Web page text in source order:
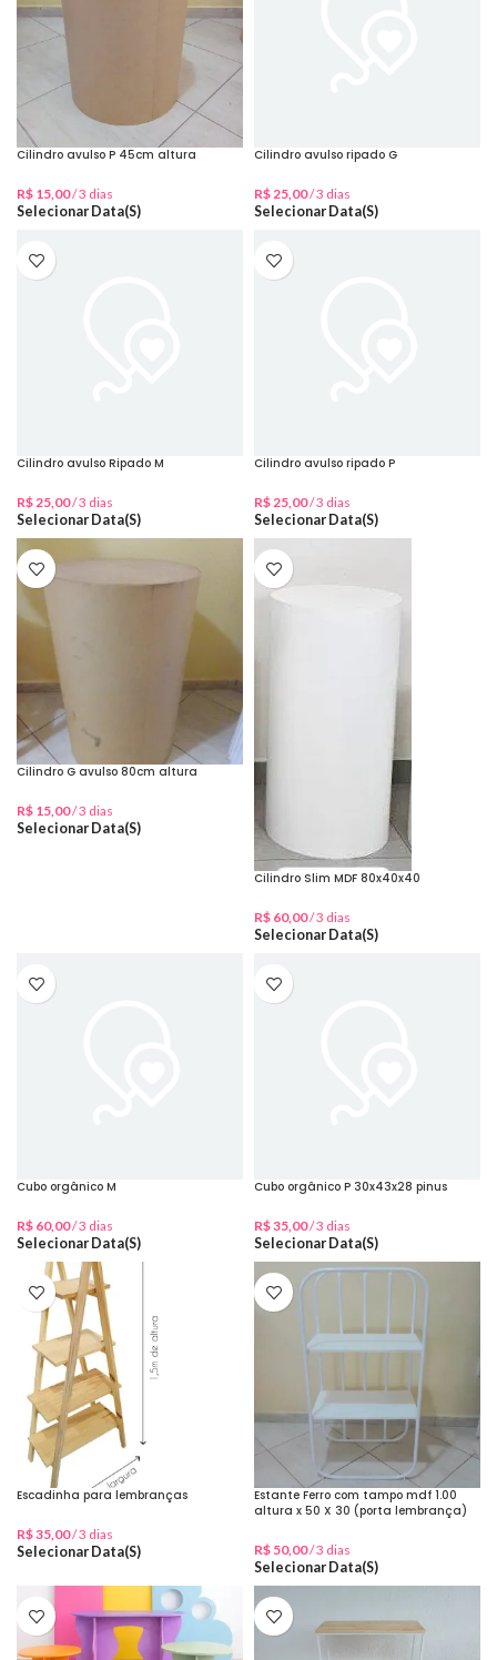
Cilindro avulso P 45cm altura
R$ 15,00/ 3 dias
Selecionar Data(s)
Cilindro avulso ripado G
R$25,00/ 3 dias
Selecionar Data(s)
Cilindro avulso Ripado M
R$25,00/ 3 dias
Selecionar Data(s)
Cilindro avulso ripado P
R$25,00/ 3 dias
Selecionar Data(s)
Cilindro G avulso 80cm altura
R$ 15,00/ 3 dias
Selecionar Data(s)
Cilindro Slim MDF 80x40x40
R$ 60,00/ 3 dias
Selecionar Data(s)
Cubo orgânico M
R$ 60,00/ 3 dias
Selecionar Data(s)
Cubo orgânico P 30x43x28 pinus
R$35,00/ 3 dias
Selecionar Data(s)
Escadinha para lembranças
R$35,00/ 3 dias
Selecionar Data(s)
Estante Ferro com tampo mdf 1.00
altura x 50 X 30 (porta lembrança)
R$ 50,00/ 3 dias
Selecionar Data(s)